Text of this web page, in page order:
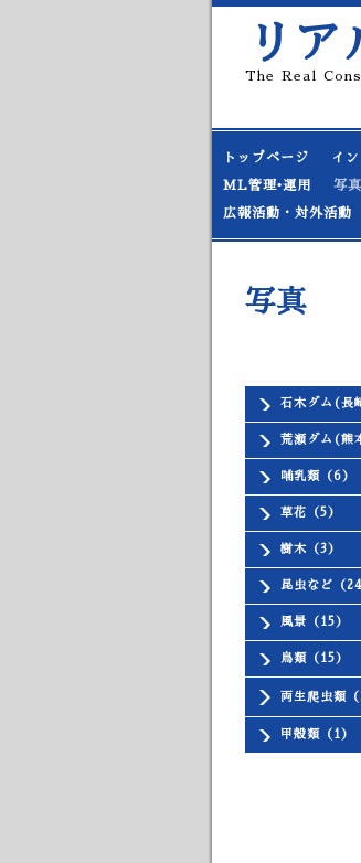
リ
The Real
トップページ イ
ML管理•運用 写真
広報活動・対外活動
石木ダム(長
荒瀬ダム(熊
哺乳類（6）
草花（5）
樹木（3）
昆虫など（24
風景（15）
鳥類（15）
両生爬虫類（
甲殻類（1）
写真